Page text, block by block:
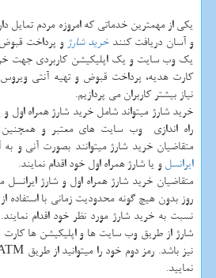
یکی از مهمترین خدماتی که امروزه مردم تمایل
و آسان دریافت کنندخرید شارژ و پرداخت
یک وب سایت و یک اپلیکیشن کاربردی جهت خرید
کارت هدیه، پرداخت قبوض و تهیه آنتی
نیاز بیشتر کاربران می پردازیم.
خرید شارژ میتواند شامل خرید شارژ همراه اول
راه اندازی وب سایت های معتبر و همچنین
متقاضیان خرید شارژ میتوانند بصورت آنی و
ایرانسلو یا شارژ همراه اول خود اقدام نمایند.
متقاضیان خرید شارژ همراه اول و شارژ ایرانسل
روز بدون هیچ گونه محدودیت زمانی با
نسبت به خرید شارژ مورد نظر خود اقدام
شارژ از طریق وب سایت ها و اپلیکیشن ها کارت
نمایید.